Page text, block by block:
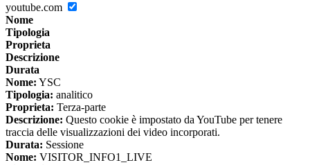
youtube.com
Nome
Tipologia
Proprieta
Descrizione
Durata
Nome: YSC
Tipologia: analitico
Proprieta: Terza-parte
Descrizione: Questo cookie è impostato da YouTube per tenere
traccia delle visualizzazioni dei video incorporati.
Durata: Sessione
Nome: VISITOR_INFO1_LIVE